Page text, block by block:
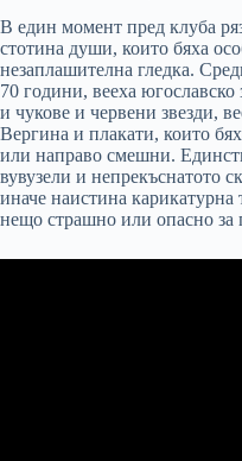
В един момент пред клуба
стотина души, които бяха
незаплашителна гледка.
70 години, вееха
и чукове и червени звезди,
Вергина и плакати, които
или направо смешни.
вувузели и непрекъснатото
иначе наистина карикатурна
нещо страшно или опасно за